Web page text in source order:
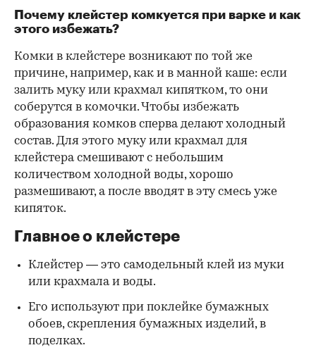
Почему клейстер комкуется при варке и как
этого избежать?
Комки в клейстере возникают по той же
причине, например, как и в манной каше: если
залить муку или крахмал кипятком, то они
соберутся в комочки. Чтобы избежать
образования комков сперва делают холодный
состав. Для этого муку или крахмал для
клейстера смешивают с небольшим
количеством холодной воды, хорошо
размешивают, а после вводят в эту смесь уже
кипяток.
Главное о клейстере
Клейстер — это самодельный клей из муки
или крахмала и воды.
Его используют при поклейке бумажных
обоев, скрепления бумажных изделий, в
поделках.